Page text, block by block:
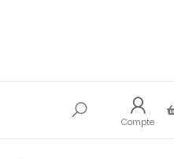
Compte